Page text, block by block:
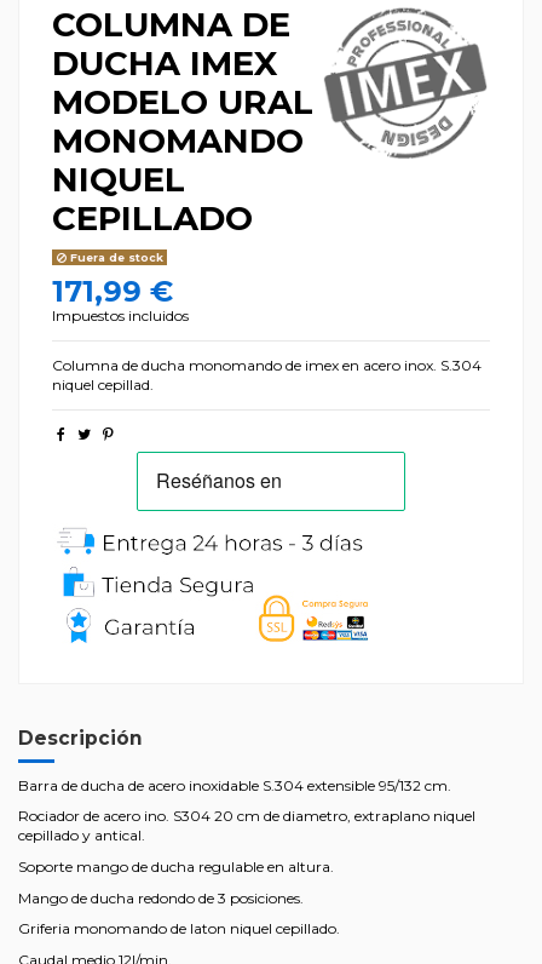
COLUMNA DE
DUCHA IMEX
MODELO URAL
MONOMANDO
NIQUEL
CEPILLADO
Fuera de stock
171,99 €
Impuestos incluidos
Columna de ducha monomando de imex en acero inox. S.304
niquel cepillad.
Descripción
Barra de ducha de acero inoxidable S.304 extensible 95/132 cm.
Rociador de acero ino. S304 20 cm de diametro, extraplano niquel
cepillado y antical.
Soporte mango de ducha regulable en altura.
Mango de ducha redondo de 3 posiciones.
Griferia monomando de laton niquel cepillado.
Caudal medio 12l/min.